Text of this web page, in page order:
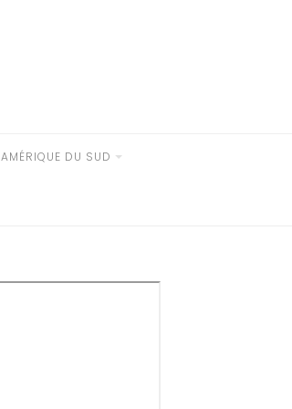
AMÉRIQUE DU SUD